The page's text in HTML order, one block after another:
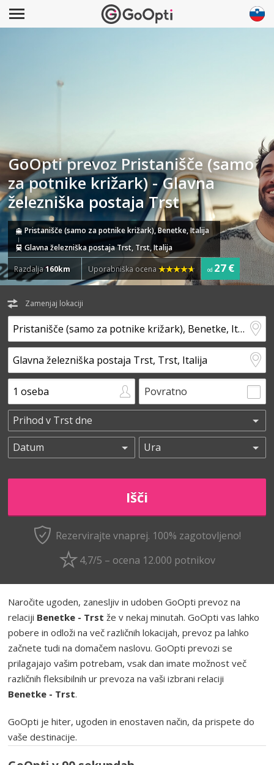
GoOpti prevoz Pristanišče (samo
za potnike križark) - Glavna
železniška postaja Trst
Pristanišče (samo za potnike križark), Benetke, Italija
Glavna železniška postaja Trst, Trst, Italija
Razdalja160km Uporabniška ocena od 27 €
Zamenjaj lokaciji
Povratno
Rezervirajte vnaprej. 100% zagotovljeno!
4,7/5 – ocena 12.000 potnikov
Naročite ugoden, zanesljiv in udoben GoOpti prevoz na
relaciji Benetke - Trst že v nekaj minutah. GoOpti vas lahko
pobere in odloži na več različnih lokacijah, prevoz pa lahko
začnete tudi na domačem naslovu. GoOpti prevozi se
prilagajajo vašim potrebam, vsak dan imate možnost več
različnih fleksibilnih ur prevoza na vaši izbrani relaciji
Benetke - Trst.
GoOpti je hiter, ugoden in enostaven način, da prispete do
vaše destinacije.